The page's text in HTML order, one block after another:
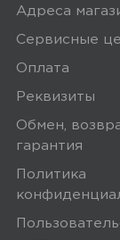
Плюсы
Адреса
Сервисные
Оплата
Реквизиты
Обмен,
гарантия
Политика